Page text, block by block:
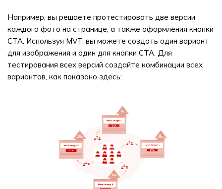
Например, вы решаете протестировать две версии
каждого фото на странице, а также оформления кнопки
CTA. Используя MVT, вы можете создать один вариант
для изображения и один для кнопки CTA. Для
тестирования всех версий создайте комбинации всех
вариантов, как показано здесь: